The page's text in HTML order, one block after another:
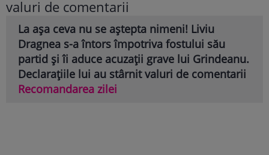
La așa ceva nu se aștepta nimeni! Liviu
Dragnea s-a întors împotriva fostului său
partid și îi aduce acuzații grave lui Grindeanu.
Declarațiile lui au stârnit valuri de comentarii
Recomandarea zilei